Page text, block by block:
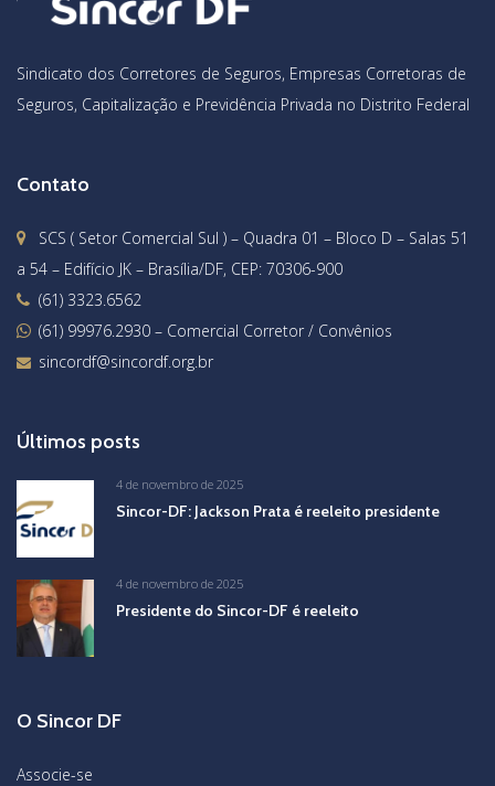
Sindicato dos Corretores de Seguros, Empresas Corretoras de
Seguros, Capitalização e Previdência Privada no Distrito Federal
Contato
SCS ( Setor Comercial Sul ) – Quadra 01 – Bloco D – Salas 51
a 54 – Edifício JK – Brasília/DF, CEP: 70306-900
(61) 3323.6562
(61) 99976.2930 – Comercial Corretor / Convênios
sincordf@sincordf.org.br
Últimos posts
4 de novembro de 2025
Sincor-DF: Jackson Prata é reeleito presidente
4 de novembro de 2025
Presidente do Sincor-DF é reeleito
O Sincor DF
Associe-se